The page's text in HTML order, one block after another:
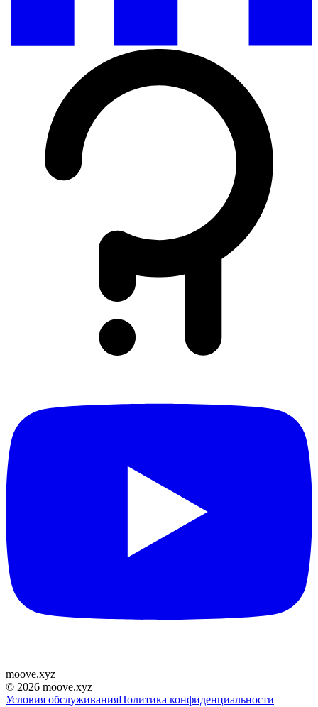
moove.xyz
© 2026 moove.xyz
Условия обслуживанияПолитика конфиденциальности